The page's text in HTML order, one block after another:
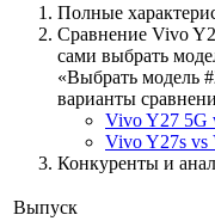
Полные
Сравнение Vivo
сами выбрать
«Выбрать модель
варианты
Vivo Y27 5G
Vivo Y27s vs
Конкуренты и
Выпуск